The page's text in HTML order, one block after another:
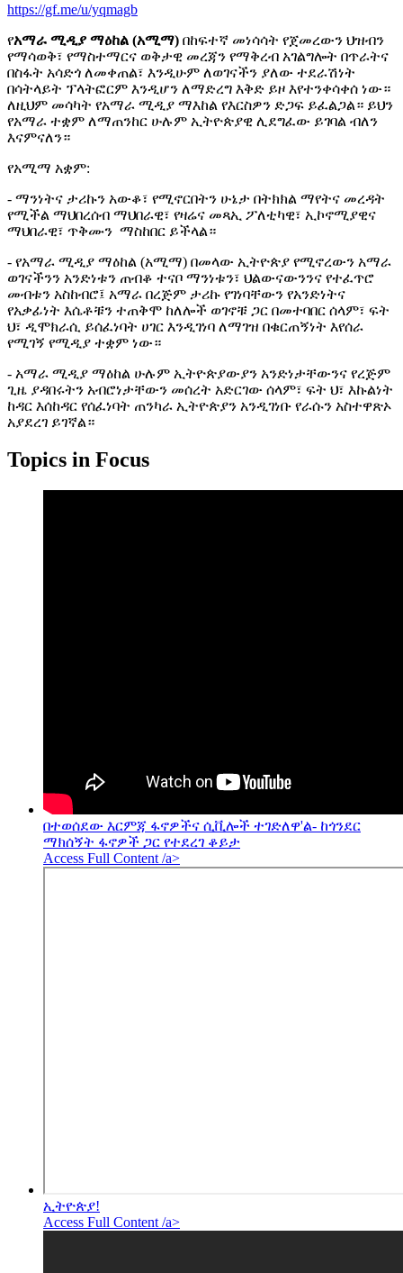
https://gf.me/u/yqmagb
የአማራ ሚዲያ ማዕከል (አሚማ) በከፍተኛ መነሳሳት የጀመረውን ህዝብን
የማሳወቅ፣ የማስተማርና ወቅታዊ መረጃን የማቅረብ አገልግሎት በጥራትና
በስፋት አሳድጎ ለመቀጠል፣ እንዲሁም ለወገናችን ያለው ተደራሽነት
በሳትላይት ፕላትፎርም እንዲሆን ለማድረግ እቅድ ይዞ እየተንቀሳቀሰ ነው።
ለዚህም መሳካት የአማራ ሚዲያ ማእከል የእርስዎን ድጋፍ ይፈልጋል። ይህን
የአማራ ተቋም ለማጠንከር ሁሉም ኢትዮጵያዊ ሊደግፈው ይገባል ብለን
እናምናለን።
የአሚማ አቋም:
- ማንነትና ታሪኩን አውቆ፣ የሚኖርበትን ሁኔታ በትክክል ማየትና መረዳት
የሚችል ማህበረሰብ ማህበራዊ፣ የዛሬና መጻኢ ፖለቲካዊ፣ ኢኮኖሚያዊና
ማህበራዊ፣ ጥቅሙን ማስከበር ይችላል።
- የአማራ ሚዲያ ማዕከል (አሚማ) በመላው ኢትዮጵያ የሚኖረውን አማራ
ወገናችንን አንድነቱን ጠብቆ ተናቦ ማንነቱን፣ ህልውናውንንና የተፈጥሮ
መብቱን አስከብሮ፤ አማራ በረጅም ታሪኩ የገነባቸውን የአንድነትና
የአቃፊነት እሴቶቹን ተጠቅሞ ከለሎች ወገኖቹ ጋር በመተባበር ሰላም፣ ፍት
ህ፣ ዲሞክራሲ ይሰፈነባት ሀገር እንዲገነባ ለማገዝ በቁርጠኝነት እየሰራ
የሚገኝ የሚዲያ ተቋም ነው።
- አማራ ሚዲያ ማዕከል ሁሉም ኢትዮጵያውያን አንድነታቸውንና የረጅም
ጊዜ ያዳበሩትን አብሮነታቸውን መሰረት አድርገው ሰላም፣ ፍት ህ፣ እኩልነት
ከዳር እሰከዳር የሰፈነባት ጠንካራ ኢትዮጵያን አንዲገነቡ የራሱን አስተዋጽኦ
አያደረገ ይገኛል።
Topics in Focus
በተወሰደው እርምጃ ፋኖዎችና ሲቪሎች ተገድለዋ'ል- ከጎንደር
ማክሰኝት ፋኖዎች ጋር የተደረገ ቆይታ
Access Full Content /a>
ኢትዮጵያ!
Access Full Content /a>